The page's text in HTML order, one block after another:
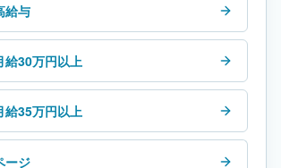
給与
給30万円以上
給35万円以上
ージ